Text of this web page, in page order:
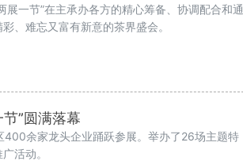
一节”在主承办各方的精心筹备、协调配合和通
、难忘又富有新意的茶界盛会。
”圆满落幕
400余家龙头企业踊跃参展。举办了26场主题特
活动。